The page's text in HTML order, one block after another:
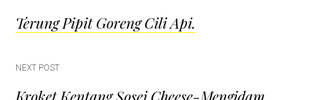
navigation
Terung Pipit Goreng Cili Api.
NEXT POST
Kroket Kentang Sosej Cheese-Mengidam